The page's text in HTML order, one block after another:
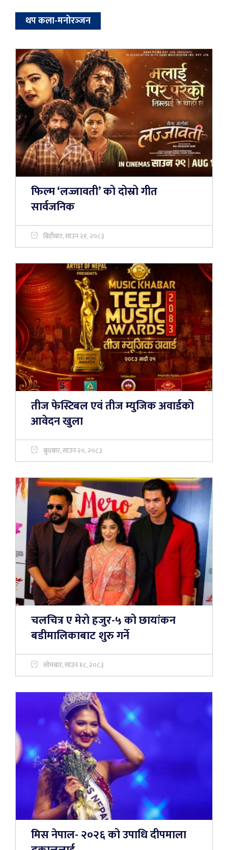
थप कला-मनोरञ्‍जन
फिल्म ‘लज्जावती’ को दोस्रो गीत
सार्वजनिक
बिहीबार, साउन २१, २०८३
तीज फेस्टिबल एवं तीज म्युजिक अवार्डको
आवेदन खुला
बुधबार, साउन २०, २०८३
चलचित्र ए मेरो हजुर-५ को छायांकन
बडीमालिकाबाट शुरु गर्ने
सोमबार, साउन १८, २०८३
मिस नेपाल- २०२६ को उपाधि दीपमाला